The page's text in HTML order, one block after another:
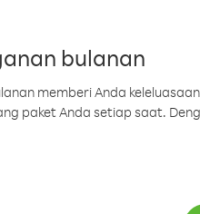
bulanan
memberi Anda
paket Anda setiap saat.